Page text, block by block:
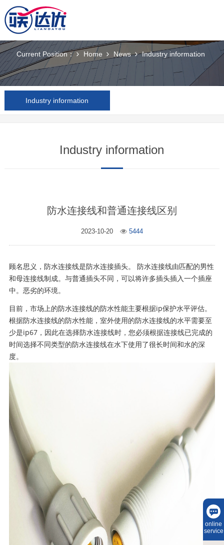
Current Position： Home News Industry information
Industry information
Industry information
防水连接线和普通连接线区别
2023-10-20 5444
顾名思义，防水连接线是防水连接插头。 防水连接线由匹配的男性
和母连接线制成。与普通插头不同，可以将许多插头插入一个插座
中。恶劣的环境。
目前，市场上的防水连接线的防水性能主要根据ip保护水平评估。
根据防水连接线的防水性能，室外使用的防水连接线的水平需要至
少是ip67，因此在选择防水连接线时，您必须根据连接线已完成的
时间选择不同类型的防水连接线在水下使用了很长时间和水的深
度。
online
service